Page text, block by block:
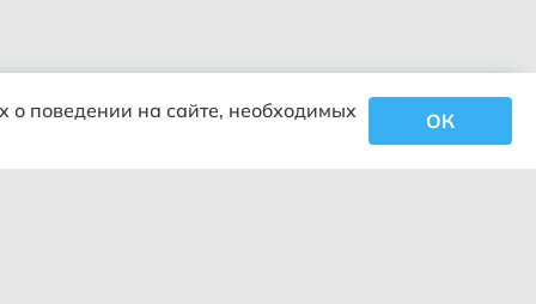
поведении на сайте, необходимых ОК